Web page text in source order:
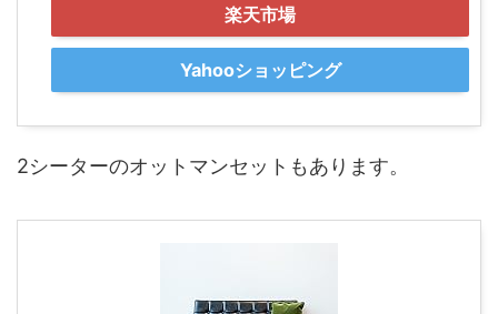
楽天市場
Yahooショッピング
2シーターのオットマンセットもあります。